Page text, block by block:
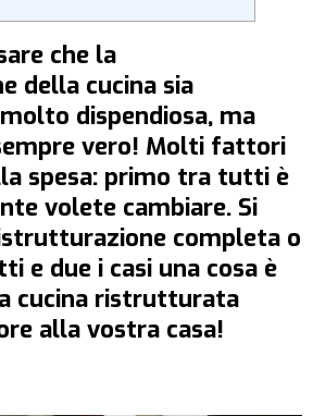
che la
della cucina sia
dispendiosa, ma
vero! Molti fattori
spesa: primo tra tutti è
volete cambiare. Si
completa o
e due i casi una cosa è
cucina ristrutturata
alla vostra casa!